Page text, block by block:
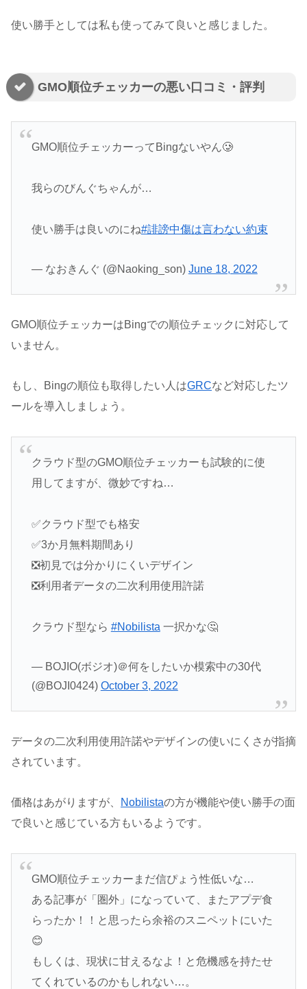
使い勝手としては私も使ってみて良いと感じました。
GMO順位チェッカーの悪い口コミ・評判
GMO順位チェッカーってBingないやん🥲
我らのびんぐちゃんが…
使い勝手は良いのにね#誹謗中傷は言わない約束
— なおきんぐ (@Naoking_son) June 18, 2022
GMO順位チェッカーはBingでの順位チェックに対応して
いません。
もし、Bingの順位も取得したい人はGRCなど対応したツ
ールを導入しましょう。
クラウド型のGMO順位チェッカーも試験的に使
用してますが、微妙ですね…
✅クラウド型でも格安
✅3か月無料期間あり
❎初見では分かりにくいデザイン
❎利用者データの二次利用使用許諾
クラウド型なら #Nobilista 一択かな🤔
— BOJIO(ボジオ)＠何をしたいか模索中の30代
(@BOJI0424) October 3, 2022
データの二次利用使用許諾やデザインの使いにくさが指摘
されています。
価格はあがりますが、 Nobilistaの方が機能や使い勝手の面
で良いと感じている方もいるようです。
GMO順位チェッカーまだ信ぴょう性低いな…
ある記事が「圏外」になっていて、またアプデ食
らったか！！と思ったら余裕のスニペットにいた
😊
もしくは、現状に甘えるなよ！と危機感を持たせ
てくれているのかもしれない…。